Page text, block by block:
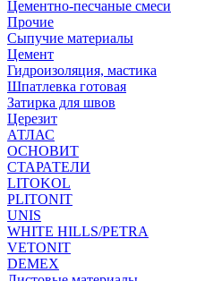
Цементно-песчаные смеси
Прочие
Сыпучие материалы
Цемент
Гидроизоляция, мастика
Шпатлевка готовая
Затирка для швов
Церезит
АТЛАС
ОСНОВИТ
СТАРАТЕЛИ
LITOKOL
PLITONIT
UNIS
WHITE HILLS/PETRA
VETONIT
DEMEX